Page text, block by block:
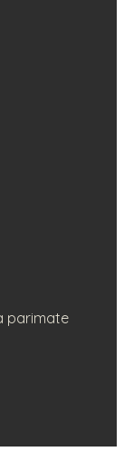
parimate